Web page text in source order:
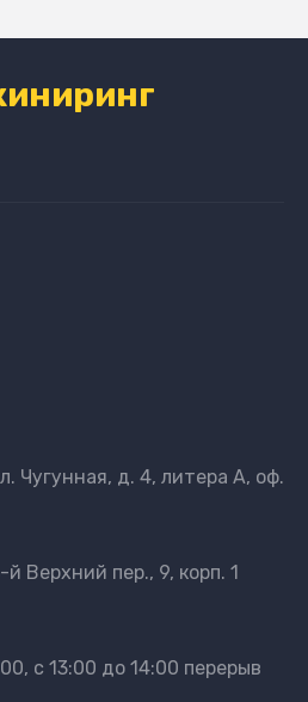
Чугунная, д. 4, литера А, оф.
Верхний пер., 9, корп. 1
с 13:00 до 14:00 перерыв